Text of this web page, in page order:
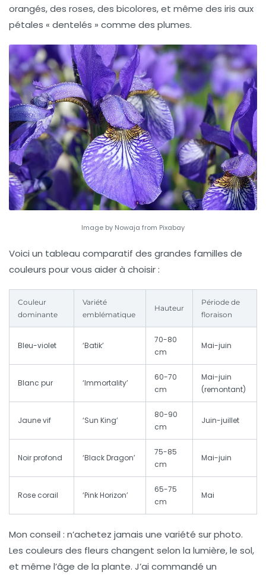
orangés, des roses, des bicolores, et même des iris aux
pétales « dentelés » comme des plumes.
Image by Nowaja from Pixabay
Voici un tableau comparatif des grandes familles de
couleurs pour vous aider à choisir :
Couleur
dominante
Variété
emblématique
Hauteur
Période de
floraison
Bleu-violet ‘Batik’
70-80
cm
Mai-juin
Blanc pur ‘Immortality’
60-70
cm
Mai-juin
(remontant)
Jaune vif ‘Sun King’
80-90
cm
Juin-juillet
Noir profond ‘Black Dragon’
75-85
cm
Mai-juin
Rose corail ‘Pink Horizon’
65-75
cm
Mai
Mon conseil : n’achetez jamais une variété sur photo.
Les couleurs des fleurs changent selon la lumière, le sol,
et même l’âge de la plante. J’ai commandé un